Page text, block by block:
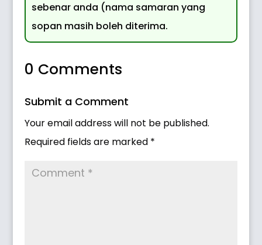
sebenar anda (nama samaran yang
sopan masih boleh diterima.
0 Comments
Submit a Comment
Your email address will not be published.
Required fields are marked *